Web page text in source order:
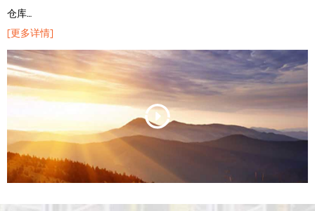
仓库…
[更多详情]